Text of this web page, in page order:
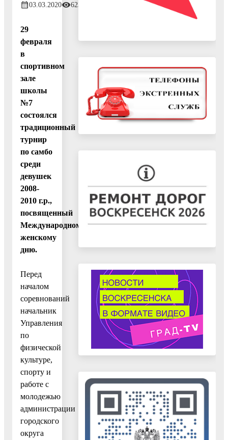
03.03.2020 623
29
февраля
в
спортивном
зале
школы
№7
состоялся
традиционный
турнир
по самбо
среди
девушек
2008-
2010 г.р.,
посвященный
Международному
женскому
дню.
Перед
началом
соревнований
начальник
Управления
по
физической
культуре,
спорту и
работе с
молодежью
администрации
городского
округа